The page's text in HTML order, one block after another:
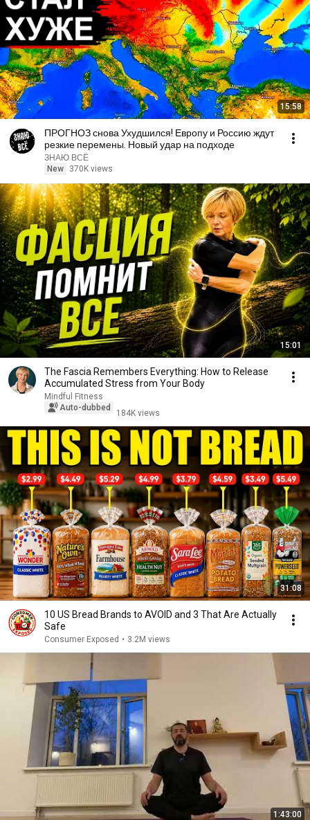
15:58
ПРОГНОЗ снова Ухудшился! Европу и Россию ждут
резкие перемены. Новый удар на подходе
ЗНАЮ ВСЁ
New
370K views
15:01
The Fascia Remembers Everything: How to Release
Accumulated Stress from Your Body
Mindful Fitness
Auto-dubbed
184K views
31:08
10 US Bread Brands to AVOID and 3 That Are Actually
Safe
Consumer Exposed • 3.2M views
1:43:00